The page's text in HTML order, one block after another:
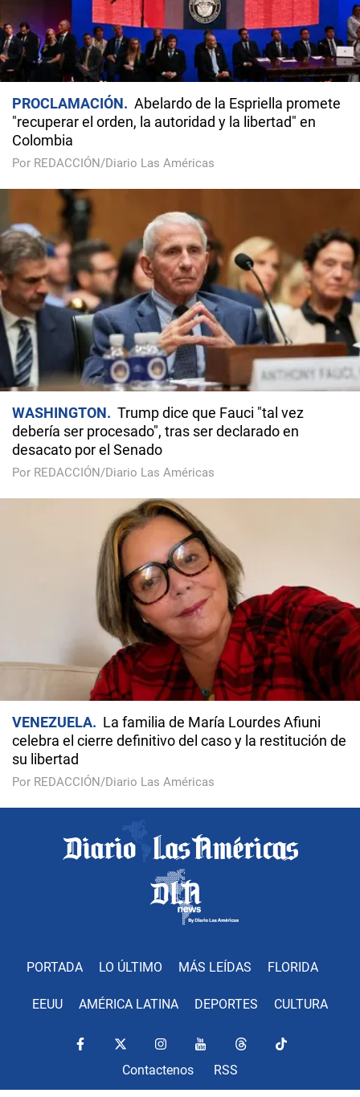
PROCLAMACIÓN
Abelardo de la Espriella promete
"recuperar el orden, la autoridad y la libertad" en
Colombia
Por REDACCIÓN/Diario Las Américas
WASHINGTON
Trump dice que Fauci "tal vez
debería ser procesado", tras ser declarado en
desacato por el Senado
Por REDACCIÓN/Diario Las Américas
VENEZUELA
La familia de María Lourdes Afiuni
celebra el cierre definitivo del caso y la restitución de
su libertad
Por REDACCIÓN/Diario Las Américas
PORTADA LO ÚLTIMO MÁS LEÍDAS FLORIDA
EEUU AMÉRICA LATINA DEPORTES CULTURA
Contactenos RSS